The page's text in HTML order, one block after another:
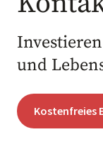
und
Kostenfreies